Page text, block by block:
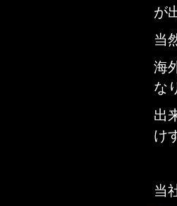
が
当
海
な
出
け
当